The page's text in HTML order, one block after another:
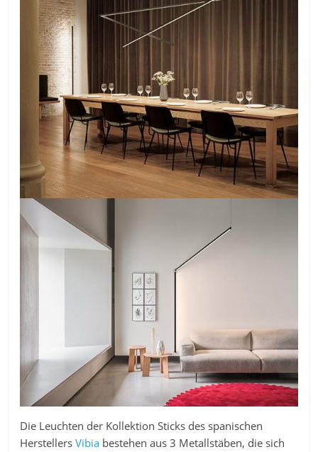
Die Leuchten der Kollektion Sticks des spanischen
HerstellersVibia bestehen aus 3 Metallstäben, die sich